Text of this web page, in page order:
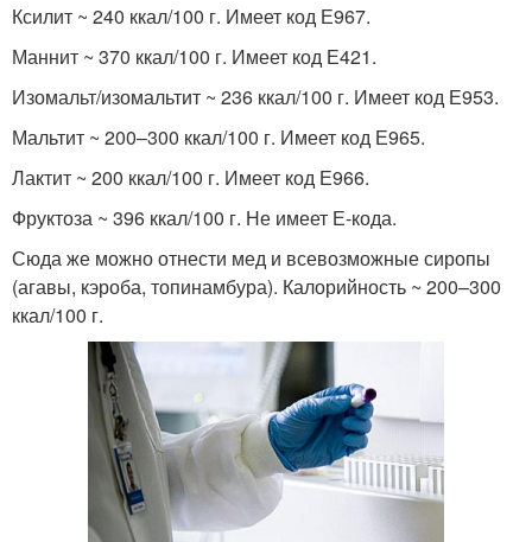
Ксилит ~ 240 ккал/100 г. Имеет код Е967.
Маннит ~ 370 ккал/100 г. Имеет код Е421.
Изомальт/изомальтит ~ 236 ккал/100 г. Имеет код Е953.
Мальтит ~ 200–300 ккал/100 г. Имеет код Е965.
Лактит ~ 200 ккал/100 г. Имеет код Е966.
Фруктоза ~ 396 ккал/100 г. Не имеет Е-кода.
Сюда же можно отнести мед и всевозможные сиропы
(агавы, кэроба, топинамбура). Калорийность ~ 200–300
ккал/100 г.